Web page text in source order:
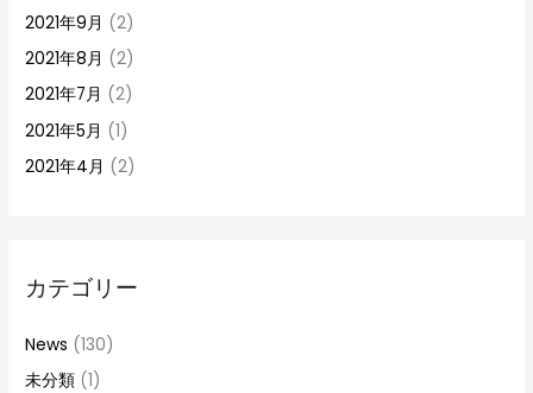
2021年9月 (2)
2021年8月 (2)
2021年7月 (2)
2021年5月 (1)
2021年4月 (2)
カテゴリー
News (130)
未分類 (1)